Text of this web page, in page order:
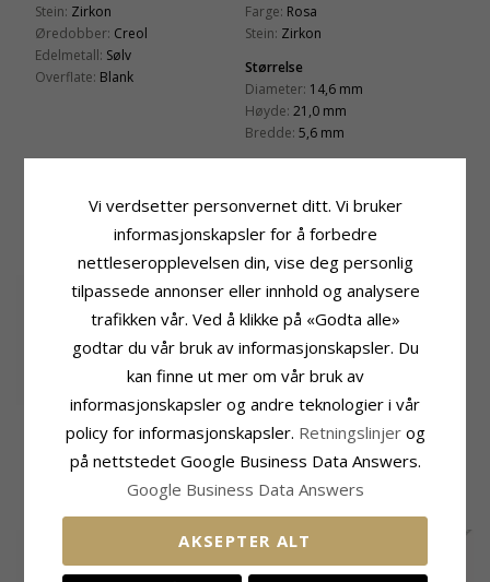
Stein: Zirkon
Øredobber: Creol
Edelmetall: Sølv
Overflate: Blank
Farge: Rosa
Stein: Zirkon
Størrelse
Diameter: 14,6 mm
Høyde: 21,0 mm
Bredde: 5,6 mm
BESLEKTEDE PRODUKTER
12 mm hvite zirkon
creol i sølv
CHANTI-pris 368,-
KUNDER KJØPER OGSÅ
Vi verdsetter personvernet ditt. Vi bruker
informasjonskapsler for å forbedre
nettleseropplevelsen din, vise deg personlig
tilpassede annonser eller innhold og analysere
trafikken vår. Ved å klikke på «Godta alle»
godtar du vår bruk av informasjonskapsler. Du
kan finne ut mer om vår bruk av
informasjonskapsler og andre teknologier i vår
policy for informasjonskapsler. Retningslinjer og
på nettstedet Google Business Data Answers.
Google Business Data Answers
AKSEPTER ALT